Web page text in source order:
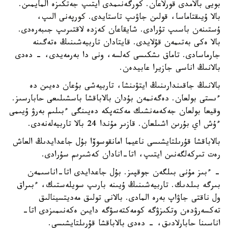
بويى بالامدى قورلاعان. كورگەنىمدى ايتىپ جەتكىزە المايمىن.
بالا ۇيىقتاماسا، قولىن جاۋىپ تاستايدى. كورپەنى الىپ،
ۇستىنەن باسىپ تۇرادى. شايقاعان كەزدە لاقتىرىپ جىبەرەدى.
بالا ەكى بەتىمەن قۇلايدى. قايتادان تاربيەشىنىڭ ەتەگىنە
جارماسادى. تاماق ىشكىسى كەلسە، ونى دا بەرمەيدى، - دەدى
بالانىڭ اناسى جازيرا عابيدەن.
بالانىڭ جاقىندارىنىڭ ايتۋىنشا، تاربيەشى بۇعان دەيىن دە
ءىستى بولعان. دەگەنمەن بۇدان بالاباقشا باسشىلىعى حابارسىز.
وقيعا بولعان جەكەمەنشىك مەكتەپكە دەيىنگى ءبىلىم بەرۋ ۇيىمى
ءۇش اي بۇرىن اشىلعان. قازىر مۇندا 24 بالا تاربيەلەنەدى.
بالاباقشا قۇرىلتايشىسى ناعيما امانقوسوۆا بۇل جاعدايدىڭ العاش
رەت تىركەلگەنىن ايتىپ، اتا-انادان كەشىرىم سۇرادى.
- ءبىز مۇنى بىلگەن جوقپىز. بۇل جاعدايدى اتا-اناسىمەن
بىرگە بىلدىك. تاربيەشىنىڭ ۇيىنە بارىپ سويلەستىك، ءبىراق
ول ناقتى جاۋاپ بەرە المادى. بالانى تولىق مەديتسينالىق
تەكسەرۋدەن وتكىزۋگە كومەكتەسۋگە دايىن ەكەنىمىزدى اتا-
اناسىنا حابارلادىق، - دەدى بالاباقشا قۇرىلتايشىسى.